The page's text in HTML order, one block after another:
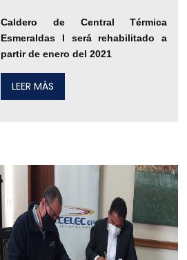
Caldero de Central Térmica
Esmeraldas I será rehabilitado a
partir de enero del 2021
LEER MÁS